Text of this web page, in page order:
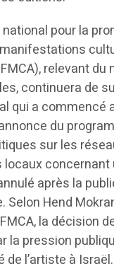
pour la
relevant du
continuera de
qui a commencé
du
sur les
concernant
après la
Selon Hend
la décision
la pression
l’artiste à Israël.